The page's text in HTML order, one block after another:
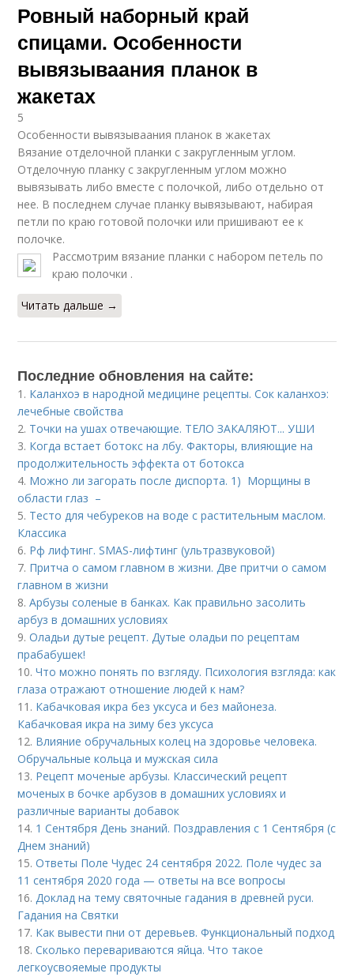
Ровный наборный край
спицами. Особенности
вывязываания планок в
жакетах
5
Особенности вывязываания планок в жакетах
Вязание отделочной планки с закругленным углом.
Отделочную планку с закругленным углом можно
вывязывать либо вместе с полочкой, либо отдельно от
нее. В последнем случае планку вывязывают, набирая
петли по краю готовой полочки или пришивают ее к
полочке.
Рассмотрим вязание планки с набором петель по
краю полочки .
Читать дальше →
Последние обновления на сайте:
1. Каланхоэ в народной медицине рецепты. Сок каланхоэ:
лечебные свойства
2. Точки на ушах отвечающие. ТЕЛО ЗАКАЛЯЮТ... УШИ
3. Когда встает ботокс на лбу. Факторы, влияющие на
продолжительность эффекта от ботокса
4. Можно ли загорать после диспорта. 1) Морщины в
области глаз –
5. Тесто для чебуреков на воде с растительным маслом.
Классика
6. Рф лифтинг. SMAS-лифтинг (ультразвуковой)
7. Притча о самом главном в жизни. Две притчи о самом
главном в жизни
8.Арбузы соленые в банках. Как правильно засолить
арбуз в домашних условиях
9.Оладьи дутые рецепт. Дутые оладьи по рецептам
прабабушек!
10.Что можно понять по взгляду. Психология взгляда: как
глаза отражают отношение людей к нам?
11. Кабачковая икра без уксуса и без майонеза.
Кабачковая икра на зиму без уксуса
12. Влияние обручальных колец на здоровье человека.
Обручальные кольца и мужская сила
13. Рецепт моченые арбузы. Классический рецепт
моченых в бочке арбузов в домашних условиях и
различные варианты добавок
14. 1 Сентября День знаний. Поздравления с 1 Сентября (с
Днем знаний)
15.Ответы Поле Чудес 24 сентября 2022. Поле чудес за
11 сентября 2020 года — ответы на все вопросы
16.Доклад на тему святочные гадания в древней руси.
Гадания на Святки
17. Как вывести пни от деревьев. Функциональный подход
18.Сколько перевариваются яйца. Что такое
легкоусвояемые продукты